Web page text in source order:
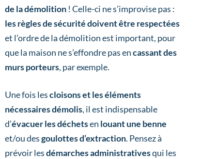
de la démolition ! Celle-ci ne s’improvise pas :
les règles de sécurité doivent être respectées
et l’ordre de la démolition est important, pour
que la maison ne s’effondre pas encassant des
murs porteurs, par exemple.
Une fois lescloisons et les éléments
nécessaires démolis, il est indispensable
d’évacuer les déchetsen louant une benne
et/ou desgoulottes d’extraction. Pensez à
prévoir lesdémarches administrativesqui les